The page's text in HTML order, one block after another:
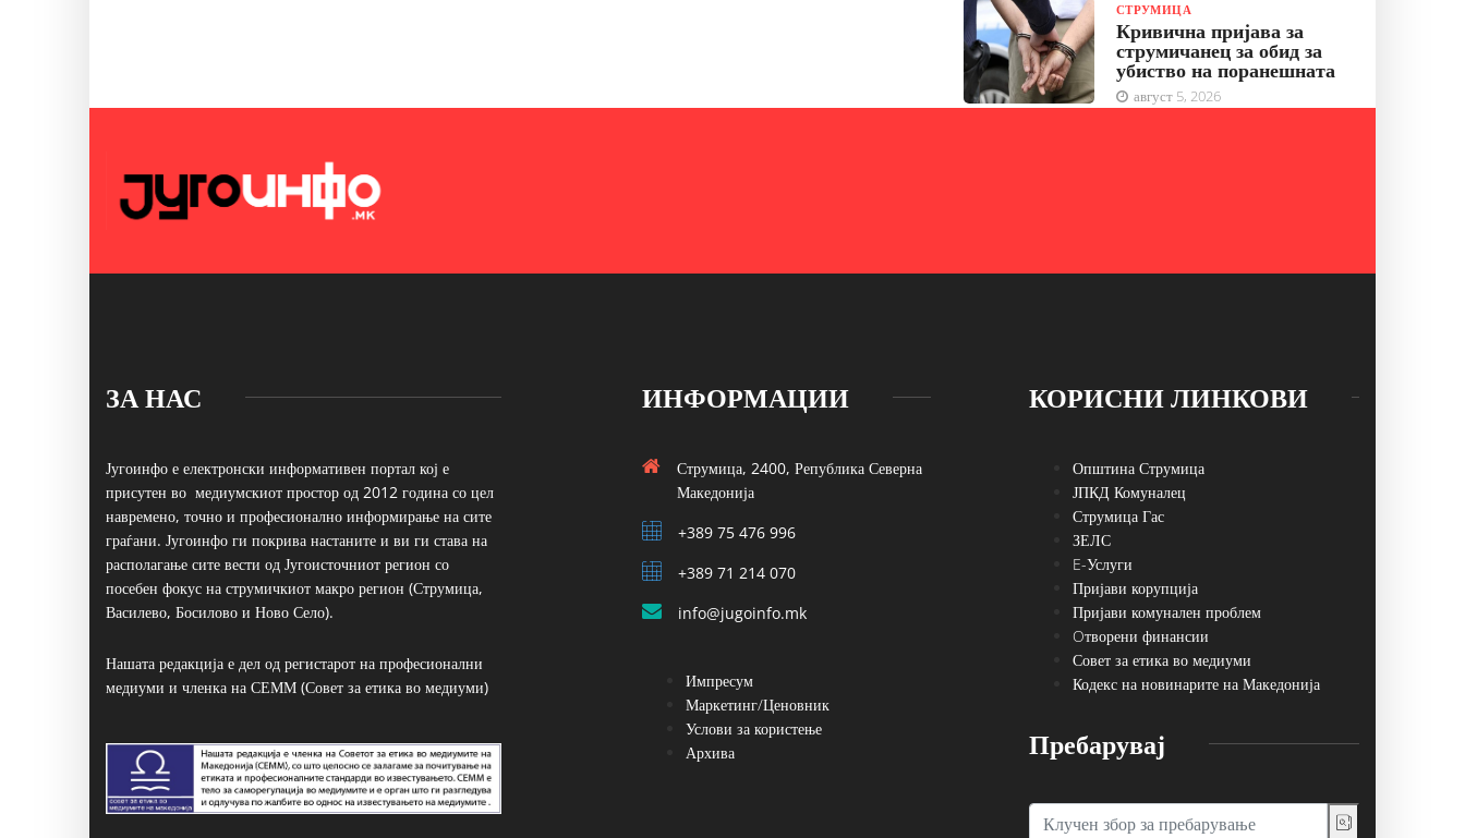
СТРУМИЦА
Кривична пријава за
струмичанец за обид за
убиство на поранешната
август 5, 2026
ЗА НАС
Југоинфо е електронски информативен портал кој е
присутен во медиумскиот простор од 2012 година со цел
навремено, точно и професионално информирање на сите
граѓани. Југоинфо ги покрива настаните и ви ги става на
располагање сите вести од Југоисточниот регион со
посебен фокус на струмичкиот макро регион (Струмица,
Василево, Босилово и Ново Село).
Нашата редакција е дел од регистарот на професионални
медиуми и членка на СЕММ (Совет за етика во медиуми)
ИНФОРМАЦИИ
Струмица, 2400, Република Северна
Македонија
+389 75 476 996
+389 71 214 070
info@jugoinfo.mk
Импресум
Маркетинг/Ценовник
Услови за користење
Архива
КОРИСНИ ЛИНКОВИ
Општина Струмица
ЈПКД Комуналец
Струмица Гас
ЗЕЛС
E-Услуги
Пријави корупција
Пријави комунален проблем
Oтворени финансии
Совет за етика во медиуми
Кодекс на новинарите на Македонија
Пребарувај